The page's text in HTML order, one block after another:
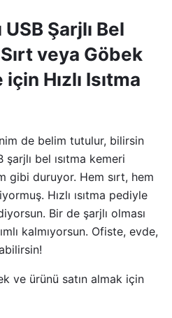
Şarjlı Bel
veya Göbek
Hızlı Isıtma
de belim tutulur, bilirsin
bel ısıtma kemeri
gibi duruyor. Hem sırt, hem
Hızlı ısıtma pediyle
Bir de şarjlı olması
kalmıyorsun. Ofiste, evde,
ve ürünü satın almak için